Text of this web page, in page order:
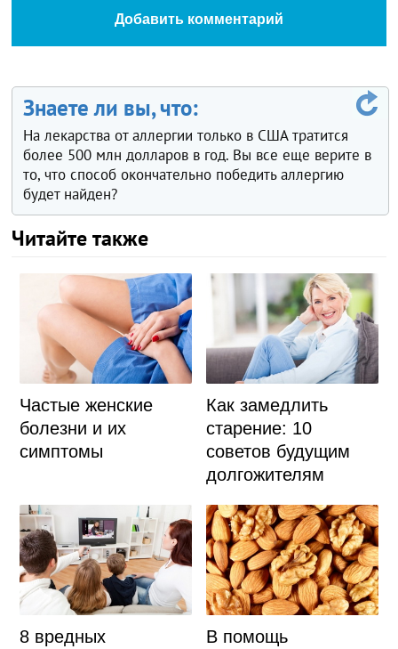
Добавить комментарий
Знаете ли вы, что:
На лекарства от аллергии только в США тратится
более 500 млн долларов в год. Вы все еще верите в
то, что способ окончательно победить аллергию
будет найден?
Читайте также
Частые женские
болезни и их
симптомы
Как замедлить
старение: 10
советов будущим
долгожителям
8 вредных
В помощь